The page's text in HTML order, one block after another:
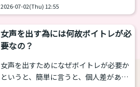
必要なの？」「痛そうだし、どこのサロ
ンに行けばいいかわからない…」そんな
不安を抱えて...
りがちな「
危険なボイトレ」ランキン
り“避けた方がいい”です。 １．いきなり
力任せで女声真似 → 喉が締まり、喉がや
→ 声枯れ・声帯炎のリスク激増 ３．
YouTubeの高度な女声チュートリアルを
2026-07-02(Thu) 12:55
女声を出す為には何故ボイトレが必
要なの？
女声を出すためになぜボイトレが必要か
というと、簡単に言うと、個人差がある